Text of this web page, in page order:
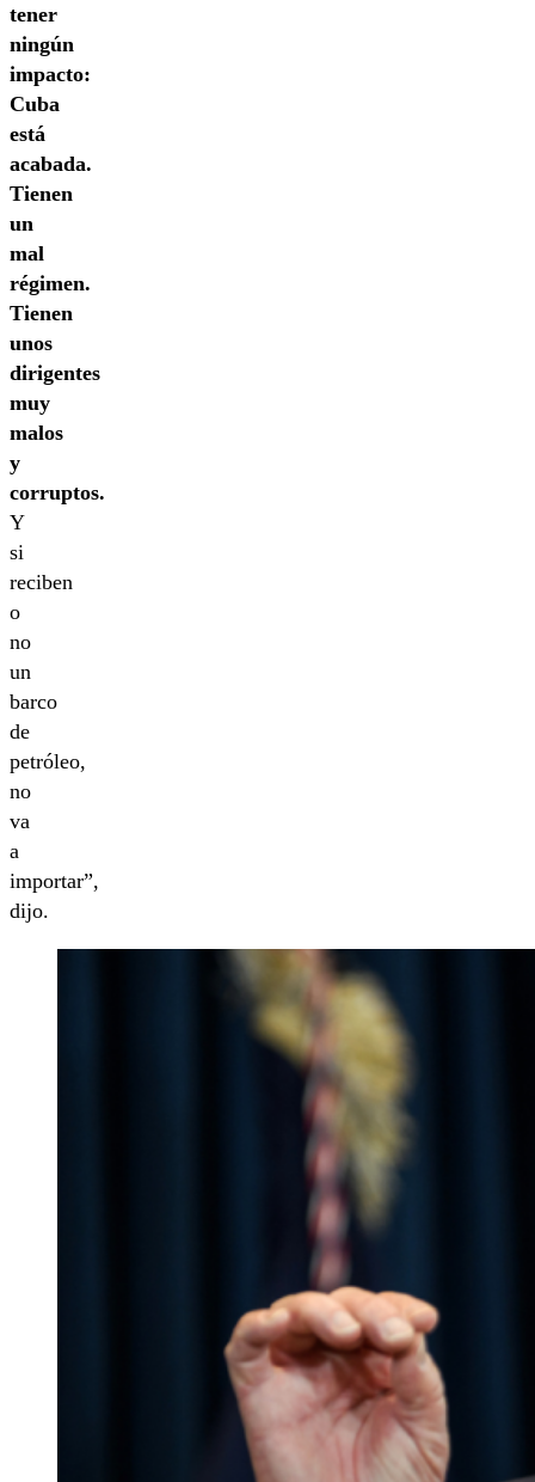
tener
ningún
impacto:
Cuba
está
acabada.
Tienen
un
mal
régimen.
Tienen
unos
dirigentes
muy
malos
y
corruptos.
Y
si
reciben
o
no
un
barco
de
petróleo,
no
va
a
importar”,
dijo.